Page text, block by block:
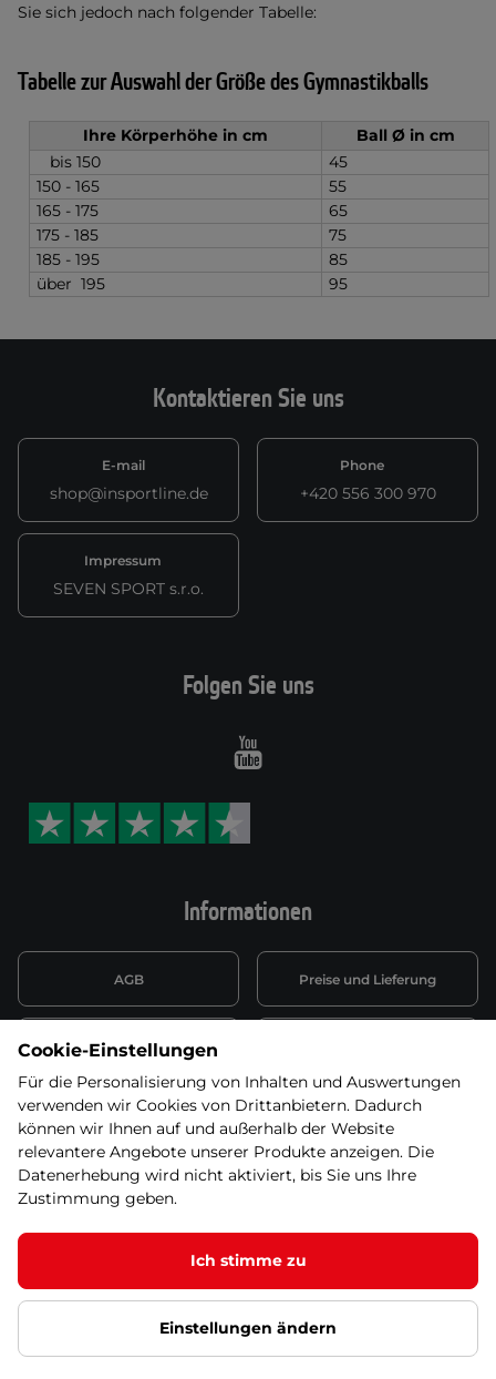
Sie sich jedoch nach folgender Tabelle:
Tabelle zur Auswahl der Größe des Gymnastikballs
Ihre Körperhöhe in cm
Ball Ø in cm
bis 150
45
150 - 165
55
165 - 175
65
175 - 185
75
185 - 195
85
über 195 95
Kontaktieren Sie uns
E-mail
shop@insportline.de
Phone
+420 556 300 970
Impressum
SEVEN SPORT s.r.o.
Informationen
AGB Preise und Lieferung
Datenschutzerklärung
Wiederufsbelehrung mit Link
zum Formular
Batterieentsorgung
Informationen zu Elektro-
und Elektonikgeräten
Widerruf erklären
Folgen Sie uns
Youtube
© 2026 SEVEN SPORT s.r.o Alle Rechte vorbehalten1
Datenschutzgrundsätze Google Datenschutz Google
Partnerseiten Cookie-Einstellungen
Cookie-Einstellungen
Für die Personalisierung von Inhalten und Auswertungen
verwenden wir Cookies von Drittanbietern. Dadurch
können wir Ihnen auf und außerhalb der Website
relevantere Angebote unserer Produkte anzeigen. Die
Datenerhebung wird nicht aktiviert, bis Sie uns Ihre
Zustimmung geben.
Ich stimme zu
Einstellungen ändern